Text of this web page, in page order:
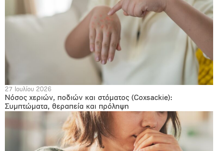
27 Ιουλίου 2026
Νόσος χεριών, ποδιών και στόματος (Coxsackie):
Συμπτώματα, θεραπεία και πρόληψη